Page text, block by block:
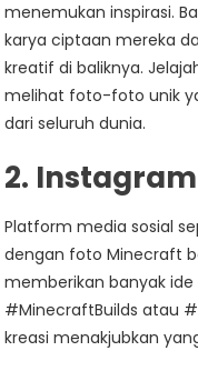
menemukan inspirasi.
karya ciptaan mereka
kreatif di baliknya.
melihat foto-foto unik
dari seluruh dunia.
2.
Platform media sosial
dengan foto Minecraft
memberikan banyak
#MinecraftBuilds atau
kreasi menakjubkan